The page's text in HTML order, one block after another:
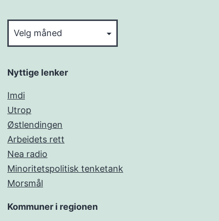
Nyttige lenker
Imdi
Utrop
Østlendingen
Arbeidets rett
Nea radio
Minoritetspolitisk tenketank
Morsmål
Kommuner i regionen